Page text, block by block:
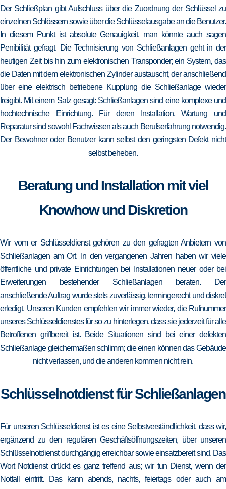
Der Schließplan gibt Aufschluss über die Zuordnung der Schlüssel zu
einzelnen Schlössern sowie über die Schlüsselausgabe an die Benutzer.
In diesem Punkt ist absolute Genauigkeit, man könnte auch sagen
Penibilität gefragt. Die Technisierung von Schließanlagen geht in der
heutigen Zeit bis hin zum elektronischen Transponder; ein System, das
die Daten mit dem elektronischen Zylinder austauscht, der anschließend
über eine elektrisch betriebene Kupplung die Schließanlage wieder
freigibt. Mit einem Satz gesagt: Schließanlagen sind eine komplexe und
hochtechnische Einrichtung. Für deren Installation, Wartung und
Reparatur sind sowohl Fachwissen als auch Berufserfahrung notwendig.
Der Bewohner oder Benutzer kann selbst den geringsten Defekt nicht
selbst beheben.
Beratung und Installation mit viel
Knowhow und Diskretion
Wir vom er Schlüsseldienst gehören zu den gefragten Anbietern von
Schließanlagen am Ort. In den vergangenen Jahren haben wir viele
öffentliche und private Einrichtungen bei Installationen neuer oder bei
Erweiterungen bestehender Schließanlagen beraten. Der
anschließende Auftrag wurde stets zuverlässig, termingerecht und diskret
erledigt. Unseren Kunden empfehlen wir immer wieder, die Rufnummer
unseres Schlüsseldienstes für so zu hinterlegen, dass sie jederzeit für alle
Betroffenen griffbereit ist. Beide Situationen sind bei einer defekten
Schließanlage gleichermaßen schlimm; die einen können das Gebäude
nicht verlassen, und die anderen kommen nicht rein.
Schlüsselnotdienst für Schließanlagen
Für unseren Schlüsseldienst ist es eine Selbstverständlichkeit, dass wir,
ergänzend zu den regulären Geschäftsöffnungszeiten, über unseren
Schlüsselnotdienst durchgängig erreichbar sowie einsatzbereit sind. Das
Wort Notdienst drückt es ganz treffend aus; wir tun Dienst, wenn der
Notfall eintritt. Das kann abends, nachts, feiertags oder auch am